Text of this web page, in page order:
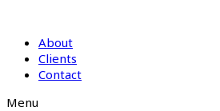
About
Clients
Contact
Menu